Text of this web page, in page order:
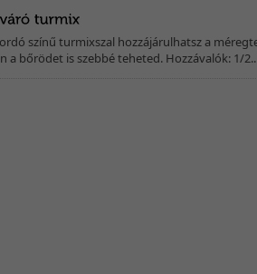
színű turmixszal hozzájárulhatsz a
a bőrödet is szebbé teheted. Hozzávalók: 1/